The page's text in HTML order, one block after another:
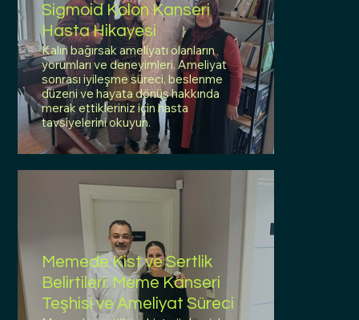
Sigmoid Kolon Kanseri
Hasta Hikayesi
Kalın bağırsak ameliyatı olanların
yorumları ve deneyimleri. Ameliyat
sonrası iyileşme süreci, beslenme
düzeni ve hayata dönüş hakkında
merak ettikleriniz için hasta
tavsiyelerini okuyun.
Memede Kist ve Sertlik
Belirtileri: Meme Kanseri
Teşhisi ve Ameliyat Süreci